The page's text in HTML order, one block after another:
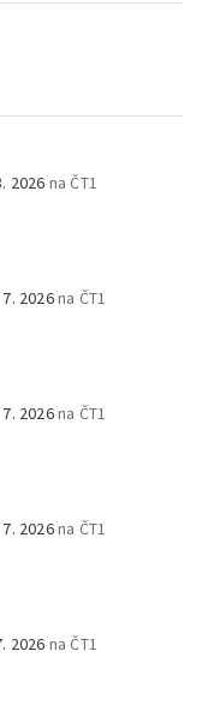
2026 na ČT1
7. 2026na ČT1
7. 2026na ČT1
2026na ČT1
2026 na ČT1